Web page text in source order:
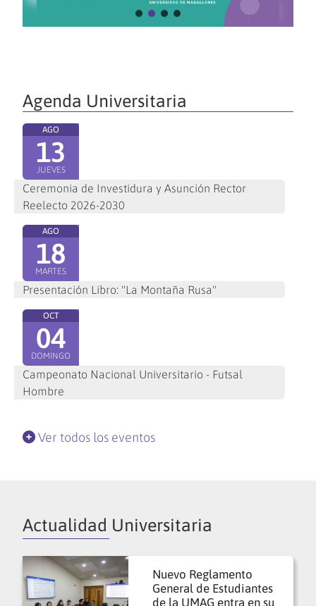
Agenda Universitaria
AGO
13
JUEVES
Ceremonia de Investidura y Asunción Rector
Reelecto 2026-2030
AGO
18
MARTES
Presentación Libro: "La Montaña Rusa"
OCT
04
DOMINGO
Campeonato Nacional Universitario - Futsal
Hombre
Ver todos los eventos
Actualidad Universitaria
Nuevo Reglamento
General de Estudiantes
de la UMAG entra en su